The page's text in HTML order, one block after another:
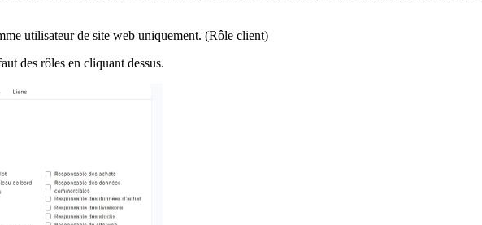
utilisateur de site web uniquement. (Rôle client)
des rôles en cliquant dessus.